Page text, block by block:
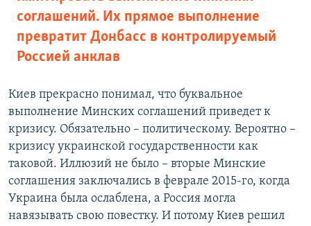
соглашений. Их прямое выполнение
превратит Донбасс в контролируемый
Россией анклав
Киев прекрасно понимал, что буквальное
выполнение Минских соглашений приведет к
кризису. Обязательно – политическому. Вероятно –
кризису украинской государственности как
таковой. Иллюзий не было – вторые Минские
соглашения заключались в феврале 2015-го, когда
Украина была ослаблена, а Россия могла
навязывать свою повестку. И потому Киев решил